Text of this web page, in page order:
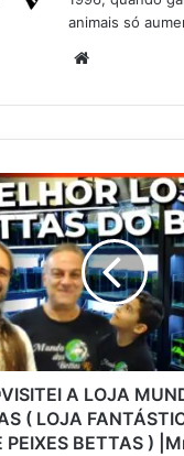
animais só
Website
A LOJA
( LOJA
PEIXES BETTAS )